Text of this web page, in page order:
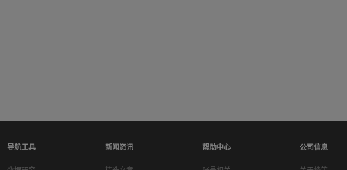
导航工具 新闻资讯 帮助中心 公司信息